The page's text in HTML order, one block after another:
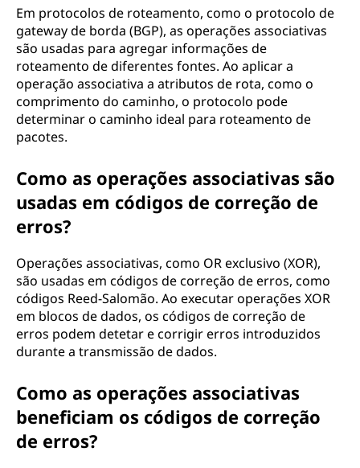
Em protocolos de roteamento, como o protocolo de
gateway de borda (BGP), as operações associativas
são usadas para agregar informações de
roteamento de diferentes fontes. Ao aplicar a
operação associativa a atributos de rota, como o
comprimento do caminho, o protocolo pode
determinar o caminho ideal para roteamento de
pacotes.
Como as operações associativas são
usadas em códigos de correção de
erros?
Operações associativas, como OR exclusivo (XOR),
são usadas em códigos de correção de erros, como
códigos Reed-Salomão. Ao executar operações XOR
em blocos de dados, os códigos de correção de
erros podem detetar e corrigir erros introduzidos
durante a transmissão de dados.
Como as operações associativas
beneficiam os códigos de correção
de erros?